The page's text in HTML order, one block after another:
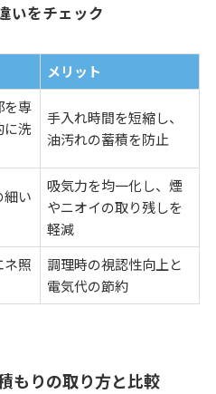
いをチェック
メリット
を専
に洗
手入れ時間を短縮し、
油汚れの蓄積を防止
細い
吸気力を均一化し、煙
やニオイの取り残しを
軽減
ネ照
調理時の視認性向上と
電気代の節約
もりの取り方と比較